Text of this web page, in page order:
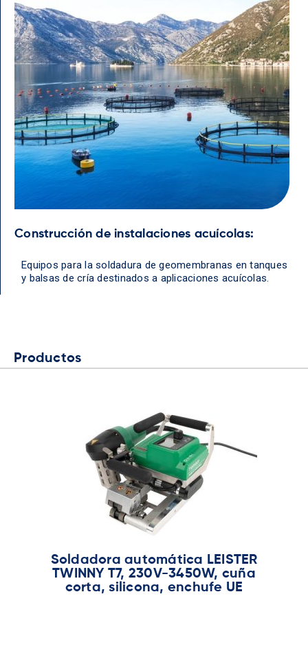
Construcción de instalaciones acuícolas:
Equipos para la soldadura de geomembranas en tanques
y balsas de cría destinados a aplicaciones acuícolas.
Productos
Soldadora automática LEISTER
TWINNY T7, 230V-3450W, cuña
corta, silicona, enchufe UE